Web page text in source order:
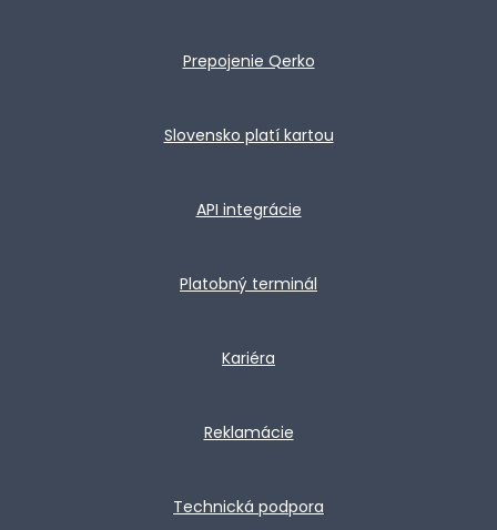
Prepojenie Qerko
Slovensko platí kartou
API integrácie
Platobný terminál
Kariéra
Reklamácie
Technická podpora